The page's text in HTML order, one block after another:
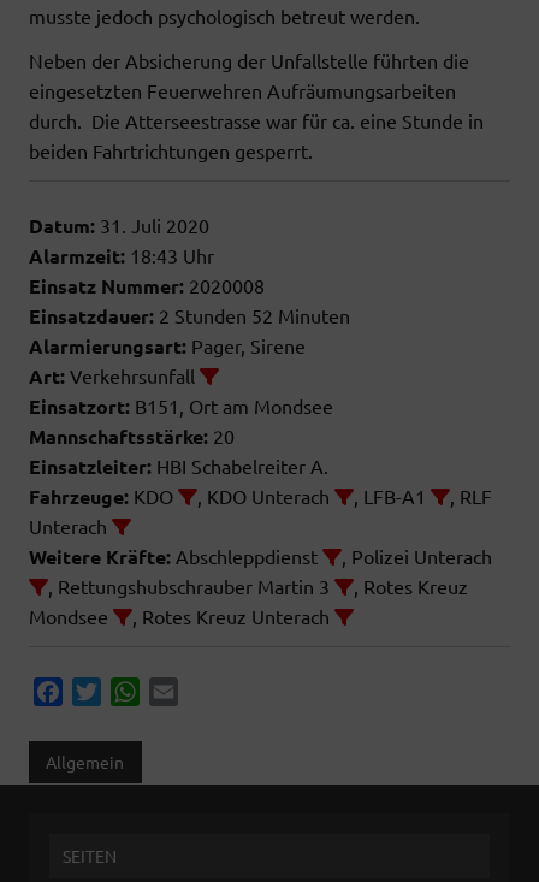
musste jedoch psychologisch betreut werden.
Neben der Absicherung der Unfallstelle führten die
eingesetzten Feuerwehren Aufräumungsarbeiten
durch. Die Atterseestrasse war für ca. eine Stunde in
beiden Fahrtrichtungen gesperrt.
Datum: 31. Juli 2020
Alarmzeit: 18:43 Uhr
Einsatz Nummer: 2020008
Einsatzdauer: 2 Stunden 52 Minuten
Alarmierungsart: Pager, Sirene
Art: Verkehrsunfall
Einsatzort: B151, Ort am Mondsee
Mannschaftsstärke: 20
Einsatzleiter: HBI Schabelreiter A.
Fahrzeuge: KDO , KDO Unterach , LFB-A1
, RLF
Unterach
Weitere Kräfte: Abschleppdienst
, Polizei Unterach
, Rettungshubschrauber Martin 3
, Rotes Kreuz
Mondsee
, Rotes Kreuz Unterach
c
e
o
i
t
r
W
a
t
Allgemein
SEITEN